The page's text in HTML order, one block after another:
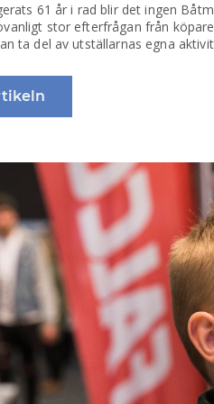
61 år i rad blir det ingen
stor efterfrågan från
ta del av utställarnas egna